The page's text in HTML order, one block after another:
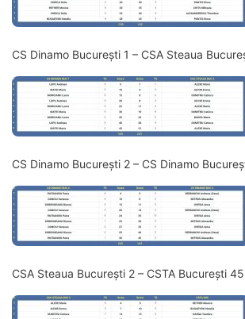
CS Dinamo București 1 – CSA Steaua
CS Dinamo București 2 – CS Dinamo
CSA Steaua București 2 – CSTA București